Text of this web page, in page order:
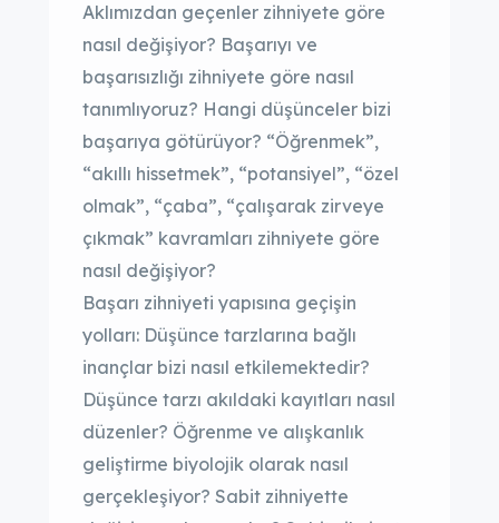
Aklımızdan geçenler zihniyete göre
nasıl değişiyor? Başarıyı ve
başarısızlığı zihniyete göre nasıl
tanımlıyoruz? Hangi düşünceler bizi
başarıya götürüyor? “Öğrenmek”,
“akıllı hissetmek”, “potansiyel”, “özel
olmak”, “çaba”, “çalışarak zirveye
çıkmak” kavramları zihniyete göre
nasıl değişiyor?
Başarı zihniyeti yapısına geçişin
yolları: Düşünce tarzlarına bağlı
inançlar bizi nasıl etkilemektedir?
Düşünce tarzı akıldaki kayıtları nasıl
düzenler? Öğrenme ve alışkanlık
geliştirme biyolojik olarak nasıl
gerçekleşiyor? Sabit zihniyette